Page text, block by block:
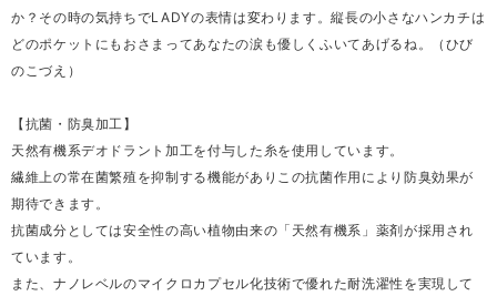
か？その時の気持ちでLADYの表情は変わります。縦長の小さなハンカチは
どのポケットにもおさまってあなたの涙も優しくふいてあげるね。（ひび
のこづえ）
【抗菌・防臭加工】
天然有機系デオドラント加工を付与した糸を使用しています。
繊維上の常在菌繁殖を抑制する機能がありこの抗菌作用により防臭効果が
期待できます。
抗菌成分としては安全性の高い植物由来の「天然有機系」薬剤が採用され
ています。
また、ナノレベルのマイクロカプセル化技術で優れた耐洗濯性を実現して